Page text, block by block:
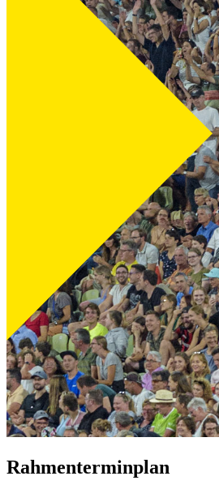
Rahmenterminplan